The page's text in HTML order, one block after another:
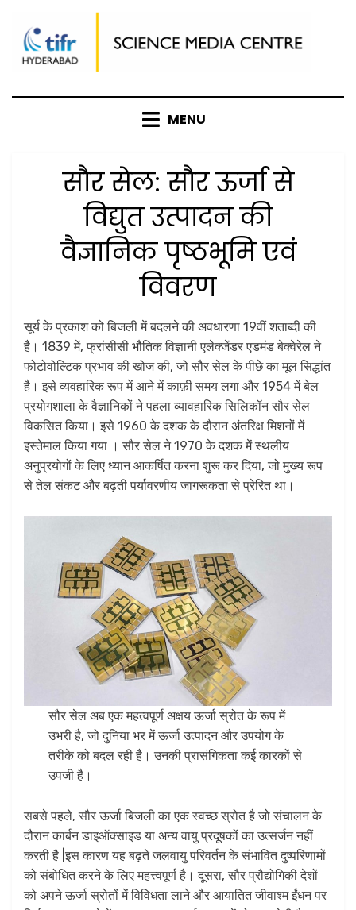
content
MENU
सौर सेल: सौर ऊर्जा से
विद्युत उत्पादन की
वैज्ञानिक पृष्ठभूमि एवं
विवरण
byAnusheela
Posted
March 5, 2026
सूर्य के प्रकाश को बिजली में बदलने की अवधारणा 19वीं शताब्दी की
है। 1839 में, फ्रांसीसी भौतिक विज्ञानी एलेक्जेंडर एडमंड बेक्वेरेल ने
फोटोवोल्टिक प्रभाव की खोज की, जो सौर सेल के पीछे का मूल सिद्धांत
है। इसे व्यवहारिक रूप में आने में काफ़ी समय लगा और 1954 में बेल
प्रयोगशाला के वैज्ञानिकों ने पहला व्यावहारिक सिलिकॉन सौर सेल
विकसित किया। इसे 1960 के दशक के दौरान अंतरिक्ष मिशनों में
इस्तेमाल किया गया । सौर सेल ने 1970 के दशक में स्थलीय
अनुप्रयोगों के लिए ध्यान आकर्षित करना शुरू कर दिया, जो मुख्य रूप
से तेल संकट और बढ़ती पर्यावरणीय जागरूकता से प्रेरित था।
सौर सेल अब एक महत्वपूर्ण अक्षय ऊर्जा स्रोत के रूप में
उभरी है, जो दुनिया भर में ऊर्जा उत्पादन और उपयोग के
तरीके को बदल रही है। उनकी प्रासंगिकता कई कारकों से
उपजी है।
सबसे पहले, सौर ऊर्जा बिजली का एक स्वच्छ स्रोत है जो संचालन के
दौरान कार्बन डाइऑक्साइड या अन्य वायु प्रदूषकों का उत्सर्जन नहीं
करती है |इस कारण यह बढ़ते जलवायु परिवर्तन के संभावित दुष्परिणामों
को संबोधित करने के लिए महत्त्वपूर्ण है। दूसरा, सौर प्रौद्योगिकी देशों
को अपने ऊर्जा स्रोतों में विविधता लाने और आयातित जीवाश्म ईंधन पर